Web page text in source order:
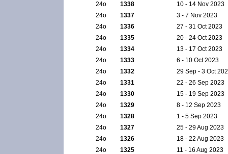
24ο
1338
10 - 14 Nov 2023
24ο
1337
3 - 7 Nov 2023
24ο
1336
27 - 31 Oct 2023
24ο
1335
20 - 24 Oct 2023
24ο
1334
13 - 17 Oct 2023
24ο
1333
6 - 10 Oct 2023
24ο
1332
29 Sep - 3 Oct
24ο
1331
22 - 26 Sep 2023
24ο
1330
15 - 19 Sep 2023
24ο
1329
8 - 12 Sep 2023
24ο
1328
1 - 5 Sep 2023
24ο
1327
25 - 29 Aug 2023
24ο
1326
18 - 22 Aug 2023
24ο
1325
11 - 16 Aug 2023